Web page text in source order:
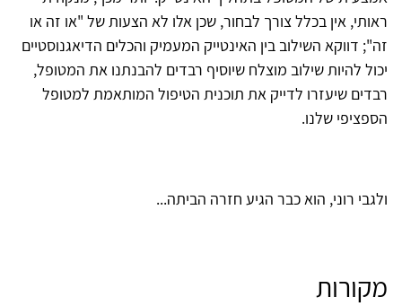
ראותי, אין בכלל צורך לבחור, שכן אלו לא הצעות של "או זה או
זה"; דווקא השילוב בין האינטייק המעמיק והכלים הדיאגנוסטיים
יכול להיות שילוב מוצלח שיוסיף רבדים להבנתנו את המטופל,
רבדים שיעזרו לדייק את תוכנית הטיפול המותאמת למטופל
הספציפי שלנו.
ולגבי רוני, הוא כבר הגיע חזרה הביתה...
מקורות